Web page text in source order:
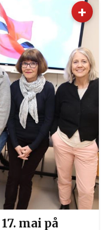
på 17.mai-
EidsvollPuls møter
Det
og det blåser
myldrer det av
+
mai på